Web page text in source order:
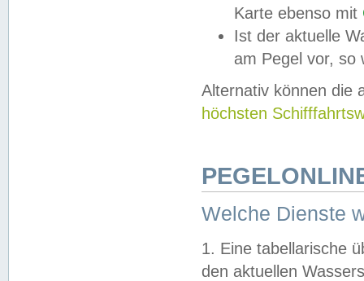
Karte ebenso mit
Ist der aktuelle
am Pegel vor,
Alternativ können die
höchsten
Welche Dienste
1. Eine tabellarische
den aktuellen